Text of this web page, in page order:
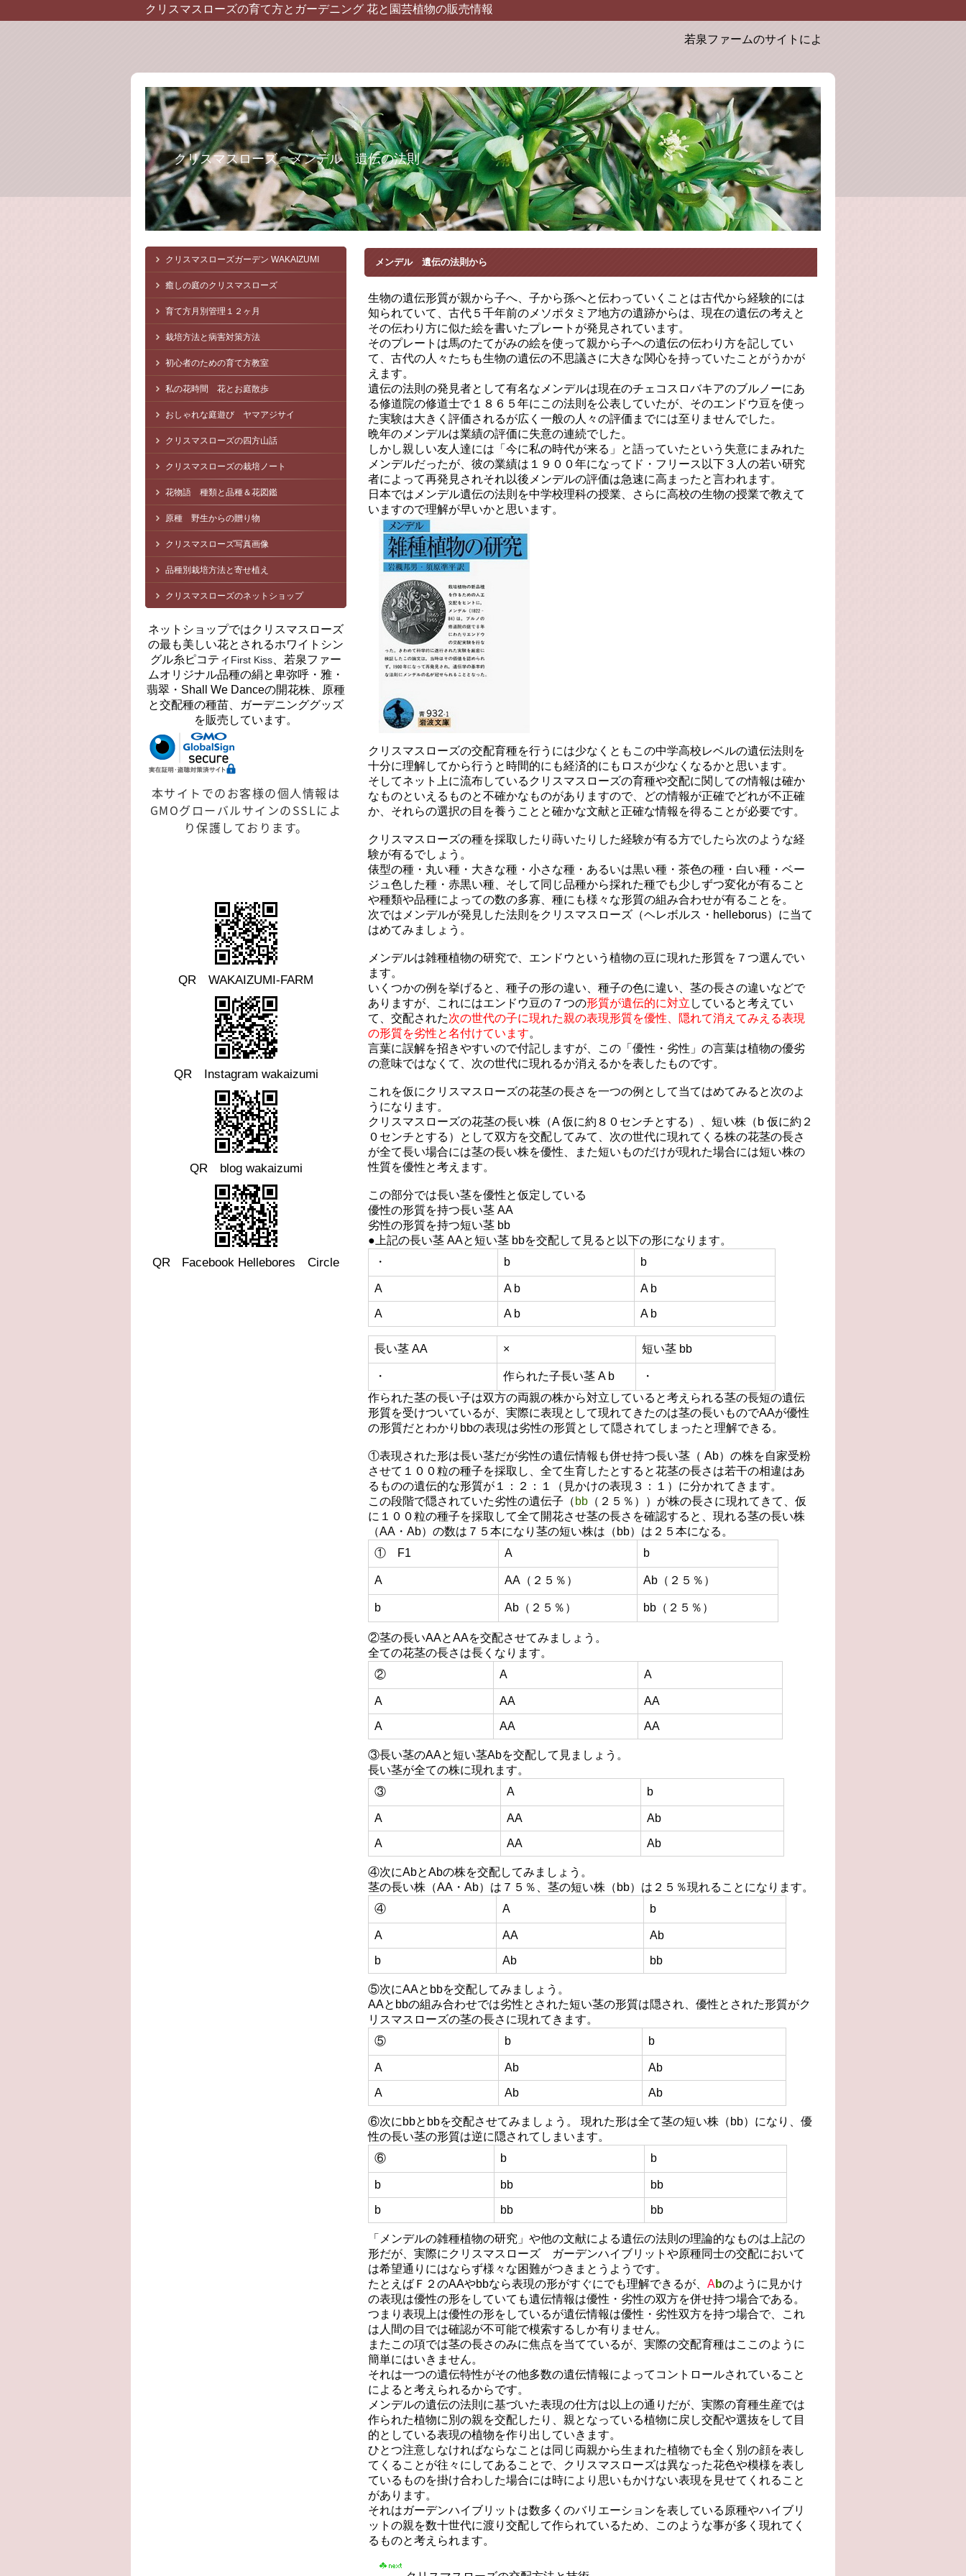
クリスマスローズの育て方とガーデニング 花と園芸植物の販売情報
若泉ファームのサイトにようこそ。お届けするクリスマ
クリスマスローズ メンデル 遺伝の法則
メンデル 遺伝の法則から
生物の遺伝形質が親から子へ、子から孫へと伝わっていくことは古代から経験的には
知られていて、古代５千年前のメソポタミア地方の遺跡からは、現在の遺伝の考えと
その伝わり方に似た絵を書いたプレートが発見されています。
そのプレートは馬のたてがみの絵を使って親から子への遺伝の伝わり方を記してい
て、古代の人々たちも生物の遺伝の不思議さに大きな関心を持っていたことがうかが
えます。
遺伝の法則の発見者として有名なメンデルは現在のチェコスロバキアのブルノーにあ
る修道院の修道士で１８６５年にこの法則を公表していたが、そのエンドウ豆を使っ
た実験は大きく評価されるが広く一般の人々の評価までには至りませんでした。
晩年のメンデルは業績の評価に失意の連続でした。
しかし親しい友人達には「今に私の時代が来る」と語っていたという失意にまみれた
メンデルだったが、彼の業績は１９００年になってド・フリース以下３人の若い研究
者によって再発見されそれ以後メンデルの評価は急速に高まったと言われます。
日本ではメンデル遺伝の法則を中学校理科の授業、さらに高校の生物の授業で教えて
いますので理解が早いかと思います。
クリスマスローズの交配育種を行うには少なくともこの中学高校レベルの遺伝法則を
十分に理解してから行うと時間的にも経済的にもロスが少なくなるかと思います。
そしてネット上に流布しているクリスマスローズの育種や交配に関しての情報は確か
なものといえるものと不確かなものがありますので、どの情報が正確でどれが不正確
か、それらの選択の目を養うことと確かな文献と正確な情報を得ることが必要です。
クリスマスローズの種を採取したり蒔いたりした経験が有る方でしたら次のような経
験が有るでしょう。
俵型の種・丸い種・大きな種・小さな種・あるいは黒い種・茶色の種・白い種・ベー
ジュ色した種・赤黒い種、そして同じ品種から採れた種でも少しずつ変化が有ること
や種類や品種によっての数の多寡、種にも様々な形質の組み合わせが有ることを。
次ではメンデルが発見した法則をクリスマスローズ（ヘレボルス・helleborus）に当て
はめてみましょう。
メンデルは雑種植物の研究で、エンドウという植物の豆に現れた形質を７つ選んでい
ます。
いくつかの例を挙げると、種子の形の違い、種子の色に違い、茎の長さの違いなどで
ありますが、これにはエンドウ豆の７つの形質が遺伝的に対立 していると考えてい
て、交配された次の世代の子に現れた親の表現形質を優性、隠れて消えてみえる表現
の形質を劣性と名付けています。
言葉に誤解を招きやすいので付記しますが、この「優性・劣性」の言葉は植物の優劣
の意味ではなくて、次の世代に現れるか消えるかを表したものです。
これを仮にクリスマスローズの花茎の長さを一つの例として当てはめてみると次のよ
うになります。
クリスマスローズの花茎の長い株（A 仮に約８０センチとする）、短い株（b 仮に約２
０センチとする）として双方を交配してみて、次の世代に現れてくる株の花茎の長さ
が全て長い場合には茎の長い株を優性、また短いものだけが現れた場合には短い株の
性質を優性と考えます。
この部分では長い茎を優性と仮定している
優性の形質を持つ長い茎 AA
劣性の形質を持つ短い茎 bb
●上記の長い茎 AAと短い茎 bbを交配して見ると以下の形になります。
・
b b
A A b A b
A A b A b
長い茎 AA × 短い茎 bb
・ 作られた子長い茎 A b
・
作られた茎の長い子は双方の両親の株から対立していると考えられる茎の長短の遺伝
形質を受けついているが、実際に表現として現れてきたのは茎の長いものでAAが優性
の形質だとわかりbbの表現は劣性の形質として隠されてしまったと理解できる。
①表現された形は長い茎だが劣性の遺伝情報も併せ持つ長い茎（ Ab）の株を自家受粉
させて１００粒の種子を採取し、全て生育したとすると花茎の長さは若干の相違はあ
るものの遺伝的な形質が１：２：１（見かけの表現３：１）に分かれてきます。
この段階で隠されていた劣性の遺伝子（ bb （２５％））が株の長さに現れてきて、仮
に１００粒の種子を採取して全て開花させ茎の長さを確認すると、現れる茎の長い株
（AA・Ab）の数は７５本になり茎の短い株は（bb）は２５本になる。
① F1
A b
A AA（２５％） Ab（２５％）
b Ab（２５％） bb（２５％）
②茎の長いAAとAAを交配させてみましょう。
全ての花茎の長さは長くなります。
②
A A
A AA AA
A AA AA
③長い茎のAAと短い茎Abを交配して見ましょう。
長い茎が全ての株に現れます。
③
A b
A AA Ab
A AA Ab
④次にAbとAbの株を交配してみましょう。
茎の長い株（AA・Ab）は７５％、茎の短い株（bb）は２５％現れることになります。
④
A b
A AA Ab
b Ab bb
⑤次にAAとbbを交配してみましょう。
AAとbbの組み合わせでは劣性とされた短い茎の形質は隠され、優性とされた形質がク
リスマスローズの茎の長さに現れてきます。
⑤
b b
A Ab Ab
A Ab Ab
⑥次にbbとbbを交配させてみましょう。 現れた形は全て茎の短い株（bb）になり、優
性の長い茎の形質は逆に隠されてしまいます。
⑥
b b
b bb bb
b bb bb
「メンデルの雑種植物の研究」や他の文献による遺伝の法則の理論的なものは上記の
形だが、実際にクリスマスローズ ガーデンハイブリットや原種同士の交配において
は希望通りにはならず様々な困難がつきまとうようです。
たとえばＦ２のAAやbbなら表現の形がすぐにでも理解できるが、 Abのように見かけ
の表現は優性の形をしていても遺伝情報は優性・劣性の双方を併せ持つ場合である。
つまり表現上は優性の形をしているが遺伝情報は優性・劣性双方を持つ場合で、これ
は人間の目では確認が不可能で模索するしか有りません。
またこの項では茎の長さのみに焦点を当てているが、実際の交配育種はここのように
簡単にはいきません。
それは一つの遺伝特性がその他多数の遺伝情報によってコントロールされていること
によると考えられるからです。
メンデルの遺伝の法則に基づいた表現の仕方は以上の通りだが、実際の育種生産では
作られた植物に別の親を交配したり、親となっている植物に戻し交配や選抜をして目
的としている表現の植物を作り出していきます。
ひとつ注意しなければならなことは同じ両親から生まれた植物でも全く別の顔を表し
てくることが往々にしてあることで、クリスマスローズは異なった花色や模様を表し
ているものを掛け合わした場合には時により思いもかけない表現を見せてくれること
があります。
それはガーデンハイブリットは数多くのバリエーションを表している原種やハイブリ
ットの親を数十世代に渡り交配して作られているため、このような事が多く現れてく
るものと考えられます。
クリスマスローズガーデン WAKAIZUMI
癒しの庭のクリスマスローズ
育て方月別管理１２ヶ月
栽培方法と病害対策方法
初心者のための育て方教室
私の花時間 花とお庭散歩
おしゃれな庭遊び ヤマアジサイ
クリスマスローズの四方山話
クリスマスローズの栽培ノート
花物語 種類と品種＆花図鑑
原種 野生からの贈り物
クリスマスローズ写真画像
品種別栽培方法と寄せ植え
クリスマスローズのネットショップ
ネットショップではクリスマスローズ
の最も美しい花とされるホワイトシン
グル糸ピコティ First Kiss 、若泉ファー
ムオリジナル品種の絹と卑弥呼・雅・
翡翠・Shall We Danceの開花株、原種
と交配種の種苗、ガーデニンググッズ
を販売しています。
本サイトでのお客様の個人情報は
GMOグローバルサインのSSLによ
り保護しております。
QR WAKAIZUMI-FARM
QR Instagram wakaizumi
QR blog wakaizumi
QR Facebook Hellebores Circle